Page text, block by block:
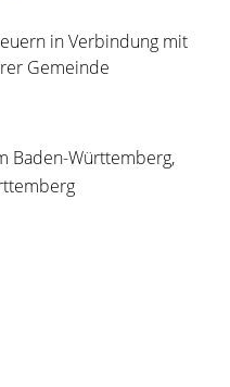
in Verbindung mit
Gemeinde
Baden-Württemberg,